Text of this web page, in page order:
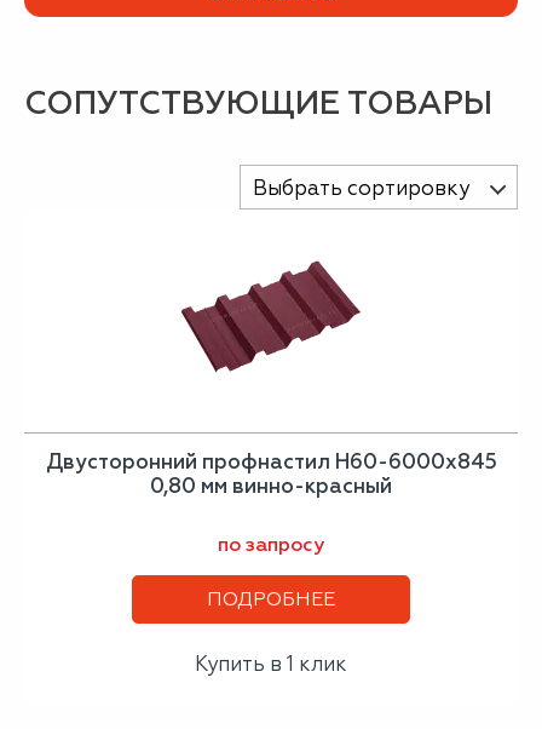
СОПУТСТВУЮЩИЕ ТОВАРЫ
Выбрать сортировку
Двусторонний профнастил Н60-6000х845
0,80 мм винно-красный
по запросу
ПОДРОБНЕЕ
Купить в 1 клик